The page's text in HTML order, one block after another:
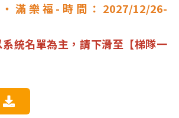
滿樂福-時間：2027/12/26-
統名單為主，請下滑至【梯隊一